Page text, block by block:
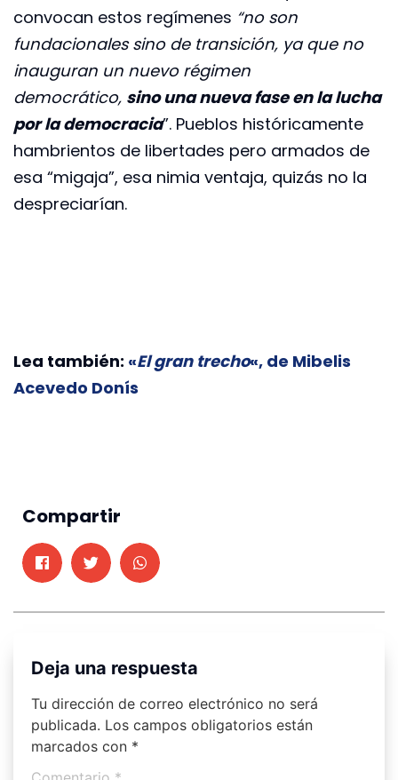
convocan estos regímenes “no son
fundacionales sino de transición, ya que no
inauguran un nuevo régimen
democrático, sino una nueva fase en la lucha
por la democracia”. Pueblos históricamente
hambrientos de libertades pero armados de
esa “migaja”, esa nimia ventaja, quizás no la
despreciarían.
Lea también: «El gran trecho«, de Mibelis
Acevedo Donís
Compartir
Deja una respuesta
Tu dirección de correo electrónico no será
publicada. Los campos obligatorios están
marcados con *